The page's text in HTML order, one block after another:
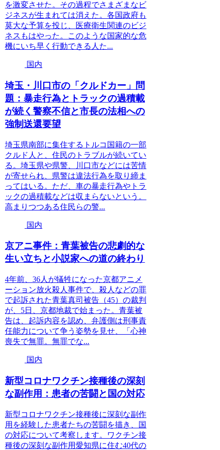
を激変させた。その過程でさまざまなビ
ジネスが生まれては消えた。各国政府も
莫大な予算を投じ、医療衛生関連のビジ
ネスもはやった。このような国家的な危
機にいち早く行動できる人た...
国内
埼玉・川口市の「クルドカー」問
題：暴走行為とトラックの過積載
が続く警察不信と市長の法相への
強制送還要望
埼玉県南部に集住するトルコ国籍の一部
クルド人と、住民のトラブルが続いてい
る。埼玉県や県警、川口市などには苦情
が寄せられ、県警は違法行為を取り締ま
ってはいる。ただ、車の暴走行為やトラ
ックの過積載などは収まらないという。
高まりつつある住民らの警...
国内
京アニ事件：青葉被告の悲劇的な
生い立ちと小説家への道の終わり
4年前、36人が犠牲になった京都アニメ
ーション放火殺人事件で、殺人などの罪
で起訴された青葉真司被告（45）の裁判
が、5日、京都地裁で始まった。青葉被
告は、起訴内容を認め、弁護側は刑事責
任能力について争う姿勢を見せ、「心神
喪失で無罪。無罪でな...
国内
新型コロナワクチン接種後の深刻
な副作用：患者の苦闘と国の対応
新型コロナワクチン接種後に深刻な副作
用を経験した患者たちの苦闘を描き、国
の対応について考察します。ワクチン接
種後の深刻な副作用愛知県に住む40代の